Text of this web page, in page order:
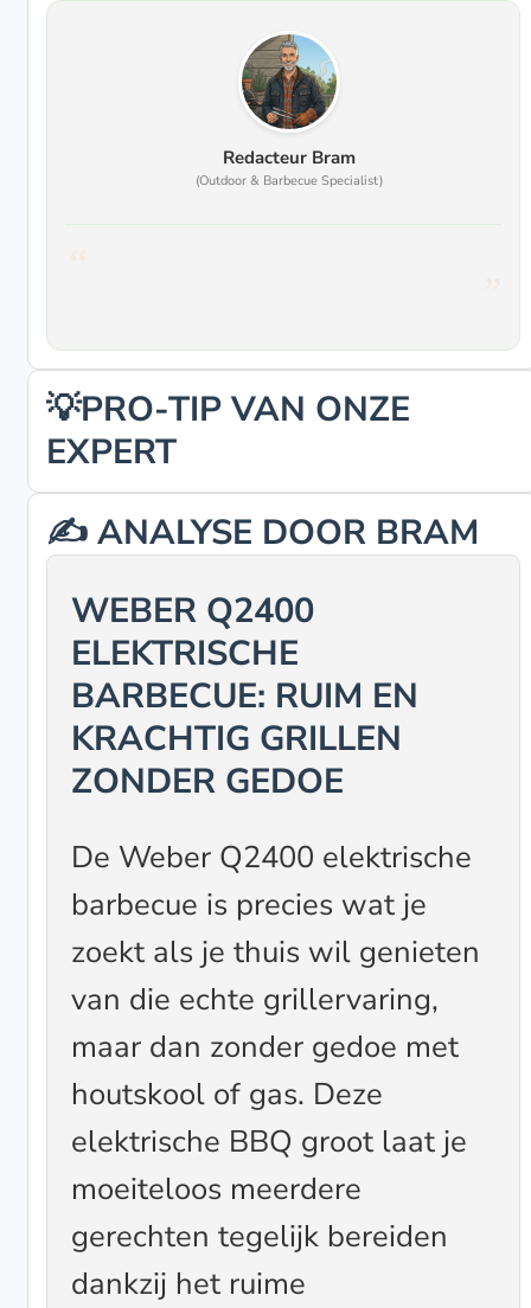
Redacteur Bram
(Outdoor & Barbecue Specialist)
💡PRO-TIP VAN ONZE
EXPERT
✍️ ANALYSE DOOR BRAM
WEBER Q2400
ELEKTRISCHE
BARBECUE: RUIM EN
KRACHTIG GRILLEN
ZONDER GEDOE
De Weber Q2400 elektrische
barbecue is precies wat je
zoekt als je thuis wil genieten
van die echte grillervaring,
maar dan zonder gedoe met
houtskool of gas. Deze
elektrische BBQ groot laat je
moeiteloos meerdere
gerechten tegelijk bereiden
dankzij het ruime